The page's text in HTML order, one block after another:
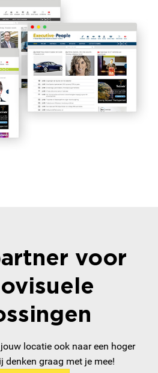
voor
locatie ook naar een hoger
denken graag met je mee!